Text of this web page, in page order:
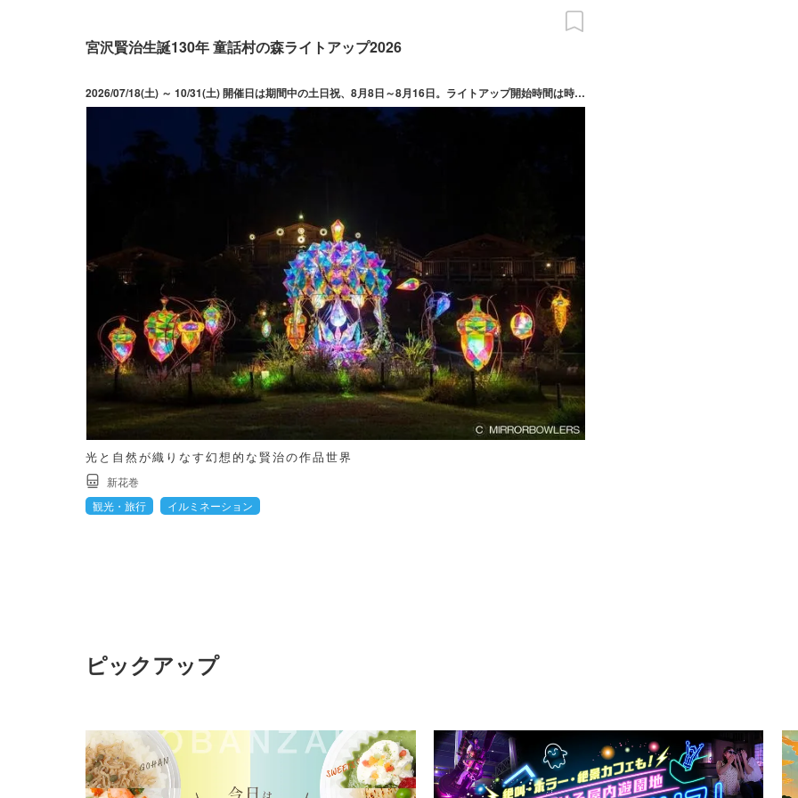
宮沢賢治生誕130年 童話村の森ライトアップ2026
2026/07/18(土) ～ 10/31(土) 開催日は期間中の土日祝、8月8日～8月16日。ライトアップ開始時間は時期によって前後あり（7月18日～8月30日午後6時～午後9時、9月5日～9月27日午後5時～午後9時、10月3日～10月31日午後4時～午後8時）。「賢治の学校」「賢治の教室」開館と「森の店っこや」の営業を終了時刻の30分前まで延長。
光と自然が織りなす幻想的な賢治の作品世界
新花巻
観光・旅行
イルミネーション
ピックアップ